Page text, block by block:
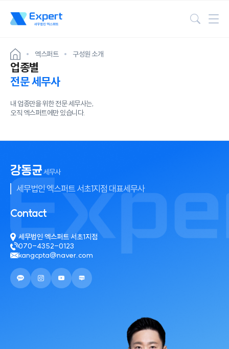
검색
업종별
전문 세무사
내 업종만을 위한 전문 세무사는,
오직 엑스퍼트에만 있습니다.
엑스퍼트 구성원 소개
강동균세무사
세무법인 엑스퍼트 서초1지점 대표세무사
Contact
세무법인 엑스퍼트 서초1지점
070-4352-0123
kangcpta@naver.com